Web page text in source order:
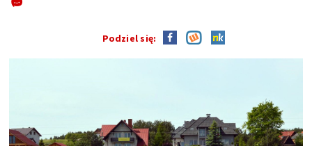
Podziel się: